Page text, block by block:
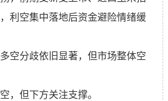
利空集中落地后资金避险情绪缓
空分歧依旧显著，但市场整体空
，但下方关注支撑。